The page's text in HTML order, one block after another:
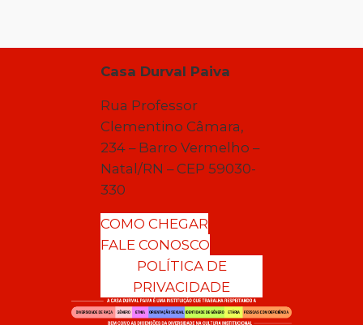
Casa Durval Paiva
Rua Professor
Clementino Câmara,
234 – Barro Vermelho –
Natal/RN – CEP 59030-
330
COMO CHEGAR
FALE CONOSCO
POLÍTICA DE
PRIVACIDADE